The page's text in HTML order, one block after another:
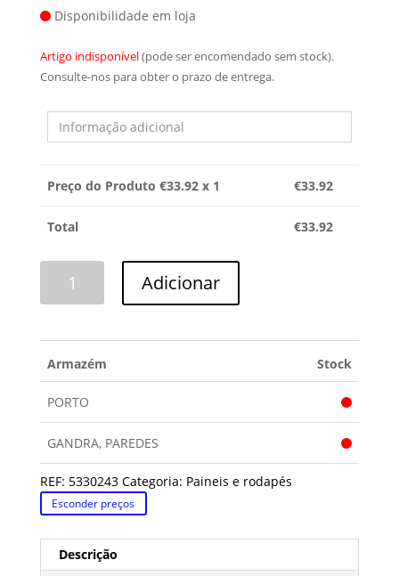
Disponibilidade em loja
Artigo indisponível(pode ser encomendado sem stock).
Consulte-nos para obter o prazo de entrega.
Preço do Produto €33.92 x 1 €33.92
Total €33.92
TEKA
Adicionar
Armazém Stock
PORTO
GANDRA, PAREDES
REF: 5330243 Categoria: Paineis e rodapés
Esconder preços
Descrição